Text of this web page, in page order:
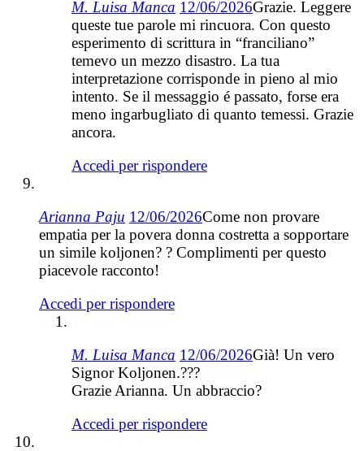
M. Luisa Manca 12/06/2026Grazie. Leggere
queste tue parole mi rincuora. Con questo
esperimento di scrittura in “franciliano”
temevo un mezzo disastro. La tua
interpretazione corrisponde in pieno al mio
intento. Se il messaggio é passato, forse era
meno ingarbugliato di quanto temessi. Grazie
ancora.
Accedi per rispondere
Arianna Paju 12/06/2026Come non provare
empatia per la povera donna costretta a sopportare
un simile koljonen? ? Complimenti per questo
piacevole racconto!
Accedi per rispondere
M. Luisa Manca 12/06/2026Già! Un vero
Signor Koljonen.???
Grazie Arianna. Un abbraccio?
Accedi per rispondere